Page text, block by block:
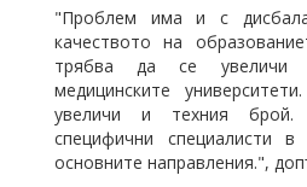
"Проблем има и с
качеството на
трябва да се увеличи
медицинските
увеличи и техния
специфични специалисти
основните направления.",